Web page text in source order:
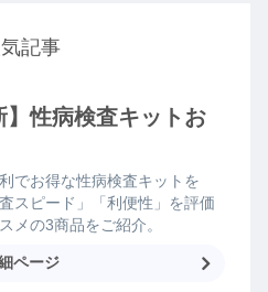
記事
】性病検査キットお
でお得な性病検査キットを
スピード」「利便性」を評価
メの3商品をご紹介。
ページ